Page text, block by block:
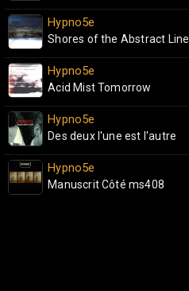
Hypno5e
Shores of the Abstract Line
Hypno5e
Acid Mist Tomorrow
Hypno5e
Des deux l'une est l'autre
Hypno5e
Manuscrit Côté ms408